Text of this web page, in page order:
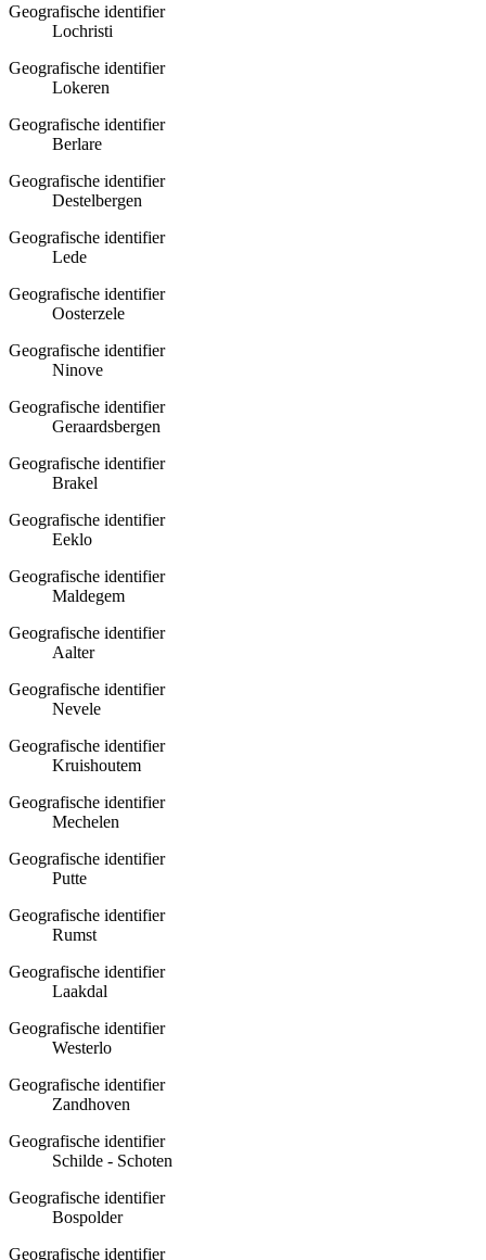
Geografische identifier
Lochristi
Geografische identifier
Lokeren
Geografische identifier
Berlare
Geografische identifier
Destelbergen
Geografische identifier
Lede
Geografische identifier
Oosterzele
Geografische identifier
Ninove
Geografische identifier
Geraardsbergen
Geografische identifier
Brakel
Geografische identifier
Eeklo
Geografische identifier
Maldegem
Geografische identifier
Aalter
Geografische identifier
Nevele
Geografische identifier
Kruishoutem
Geografische identifier
Mechelen
Geografische identifier
Putte
Geografische identifier
Rumst
Geografische identifier
Laakdal
Geografische identifier
Westerlo
Geografische identifier
Zandhoven
Geografische identifier
Schilde - Schoten
Geografische identifier
Bospolder
Geografische identifier